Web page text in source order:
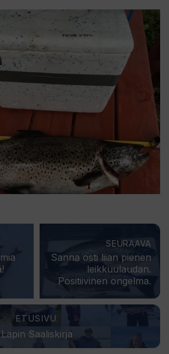
ETUSIVU
Lapin Saaliskirja
SEURAAVA
Sanna osti liian pienen
leikkuulaudan.
Positiivinen ongelma.